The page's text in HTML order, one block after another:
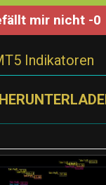
mir nicht -0
Indikatoren